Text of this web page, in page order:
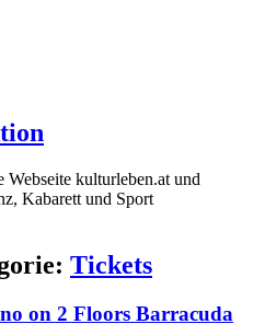
kulturleben.at und
Kabarett und Sport
Tickets
on 2 Floors Barracuda